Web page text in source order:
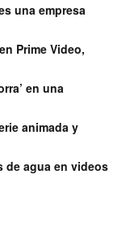
una empresa
Prime Video,
en una
animada y
de agua en videos